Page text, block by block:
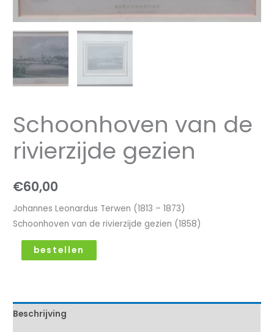
Schoonhoven van de
rivierzijde gezien
€60,00
Johannes Leonardus Terwen (1813 – 1873)
Schoonhoven van de rivierzijde gezien (1858)
bestellen
Beschrijving